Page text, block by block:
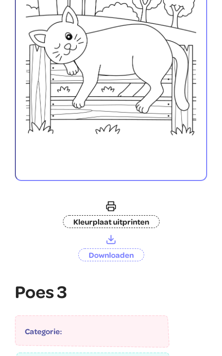
Kleurplaat uitprinten
Downloaden
Poes 3
Categorie: